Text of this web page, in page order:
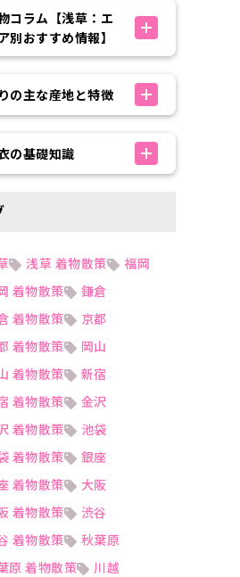
コラム【浅草：エ
別おすすめ情報】
の主な産地と特徴
の基礎知識
浅草 着物散策
福岡
着物散策
鎌倉
着物散策
京都
着物散策
岡山
着物散策
新宿
着物散策
金沢
着物散策
池袋
着物散策
銀座
着物散策
大阪
着物散策
渋谷
着物散策
秋葉原
原 着物散策
川越